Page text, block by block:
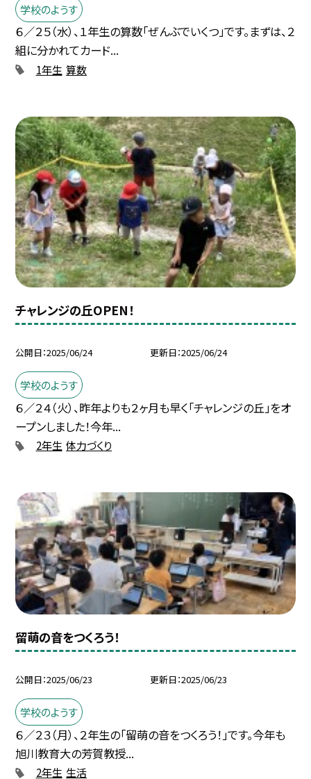
学校のようす
６／２５（水）、１年生の算数「ぜんぶでいくつ」です。まずは、２
組に分かれてカード...
1年生 算数
チャレンジの丘OPEN！
公開日 2025/06/24 更新日 2025/06/24
学校のようす
６／２４（火）、昨年よりも２ヶ月も早く「チャレンジの丘」をオ
ープンしました！今年...
2年生 体力づくり
留萌の音をつくろう！
公開日 2025/06/23 更新日 2025/06/23
学校のようす
６／２３（月）、２年生の「留萌の音をつくろう！」です。今年も
旭川教育大の芳賀教授...
2年生 生活